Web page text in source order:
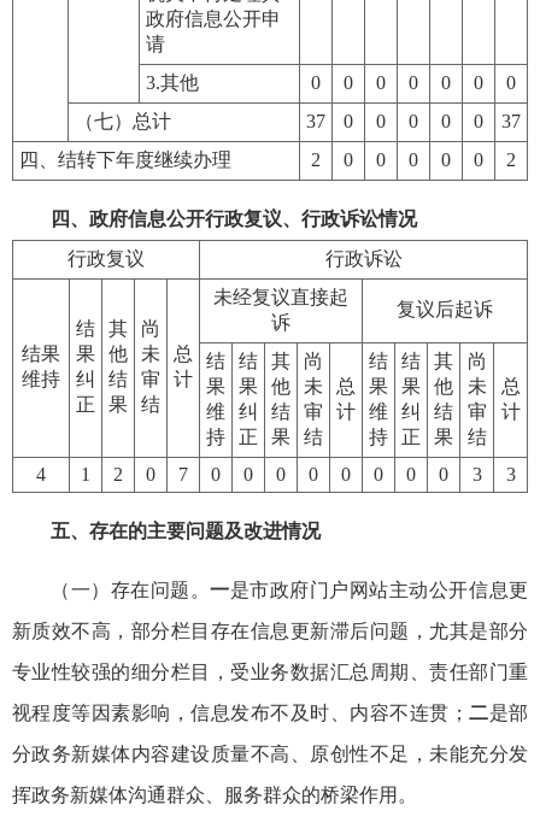
政府信息公开申
请
3.其他 0 0 0 0 0 0
0
（七）总计
37 0 0 0 0 0
37
四、结转下年度继续办理
2 0 0 0 0 0 2
四、政府信息公开行政复议、行政诉讼情况
行政复议
行政诉讼
结果
维持
结
果
纠
正
其
他
结
果
尚
未
审
结
总
计
未经复议直接起
诉
复议后起诉
结
果
维
持
结
果
纠
正
其
他
结
果
尚
未
审
结
总
计
结
果
维
持
结
果
纠
正
其
他
结
果
尚
未
审
结
总
计
4 1 2 0 7 0 0 0 0 0 0 0 0 3 3
五、存在的主要问题及改进情况
（一）存在问题。一是市政府门户网站主动公开信息更
新质效不高，部分栏目存在信息更新滞后问题，尤其是部分
专业性较强的细分栏目，受业务数据汇总周期、责任部门重
视程度等因素影响，信息发布不及时、内容不连贯； 二是部
分政务新媒体内容建设质量不高、原创性不足，未能充分发
挥政务新媒体沟通群众、服务群众的桥梁作用。